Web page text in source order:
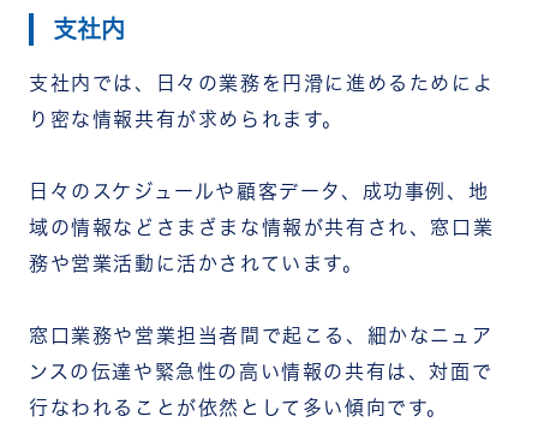
支社内
支社内では、日々の業務を円滑に進めるためによ
り密な情報共有が求められます。
日々のスケジュールや顧客データ、成功事例、地
域の情報などさまざまな情報が共有され、窓口業
務や営業活動に活かされています。
窓口業務や営業担当者間で起こる、細かなニュア
ンスの伝達や緊急性の高い情報の共有は、対面で
行なわれることが依然として多い傾向です。